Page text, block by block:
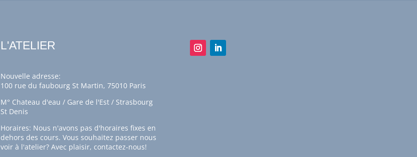
L'ATELIER
Nouvelle adresse:
100 rue du faubourg St Martin, 75010 Paris
M° Chateau d'eau / Gare de l'Est / Strasbourg
St Denis
Horaires: Nous n'avons pas d'horaires fixes en
dehors des cours. Vous souhaitez passer nous
voir à l'atelier? Avec plaisir, contactez-nous!